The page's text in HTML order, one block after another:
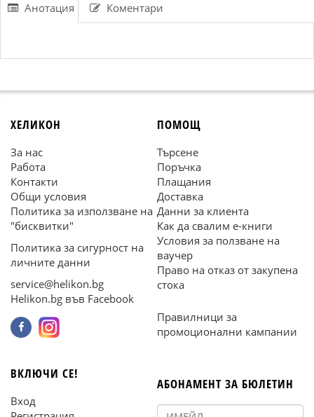
Анотация Коментари
ХЕЛИКОН
За нас
Работа
Контакти
Общи условия
Политика за използване на
"бисквитки"
Политика за сигурност на
личните данни
service@helikon.bg
Helikon.bg във Facebook
ПОМОЩ
Търсене
Поръчка
Плащания
Доставка
Данни за клиента
Как да свалим е-книги
Условия за ползване на
ваучер
Право на отказ от закупена
стока
Правилници за
промоционални кампании
ВКЛЮЧИ СЕ!
Вход
АБОНАМЕНТ ЗА БЮЛЕТИН